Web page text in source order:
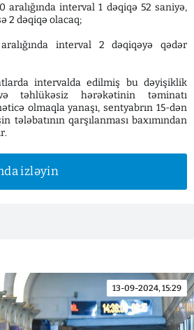
aralığında interval 1 dəqiqə 52 saniyə,
2 dəqiqə olacaq;
interval 2 dəqiqəyə qədər
intervalda edilmiş bu dəyişiklik
təhlükəsiz hərəkətinin təminatı
olmaqla yanaşı, sentyabrın 15-dən
tələbatının qarşılanması baxımından
izləyin
13-09-2024, 15:29